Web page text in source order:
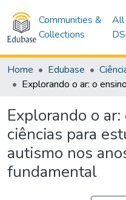
Communities &
Collections
All
Home Edubase
Explorando o
ciências para
autismo nos
fundamental